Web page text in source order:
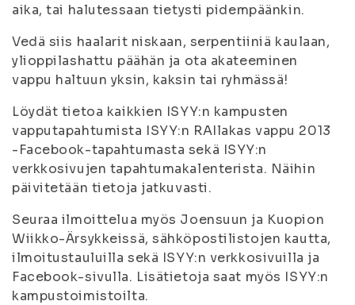
aika, tai halutessaan tietysti pidempäänkin.
Vedä siis haalarit niskaan, serpentiiniä kaulaan,
ylioppilashattu päähän ja ota akateeminen
vappu haltuun yksin, kaksin tai ryhmässä!
Löydät tietoa kaikkien ISYY:n kampusten
vapputapahtumista ISYY:n RAIlakas vappu 2013
-Facebook-tapahtumasta sekä ISYY:n
verkkosivujen tapahtumakalenterista. Näihin
päivitetään tietoja jatkuvasti.
Seuraa ilmoittelua myös Joensuun ja Kuopion
Wiikko-Ärsykkeissä, sähköpostilistojen kautta,
ilmoitustauluilla sekä ISYY:n verkkosivuilla ja
Facebook-sivulla. Lisätietoja saat myös ISYY:n
kampustoimistoilta.